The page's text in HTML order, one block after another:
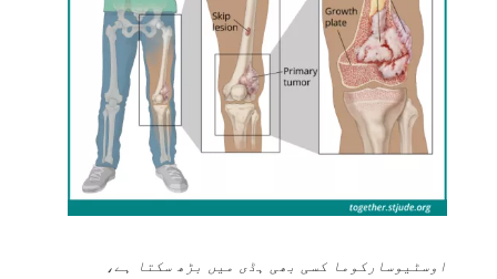
اوسٹیوسارکوما کسی بھی ہڈی میں بڑھ سکتا ہے،